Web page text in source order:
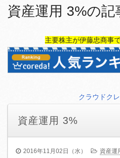
テ
ン
動
資産運用 3%の記
主要株主が伊藤忠商事
クラウドク
資産運用 3%
2016年11月02日（水） 資産運